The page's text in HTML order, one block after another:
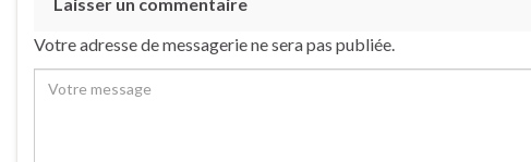
Laisser un commentaire
Votre adresse de messagerie ne sera pas publiée.